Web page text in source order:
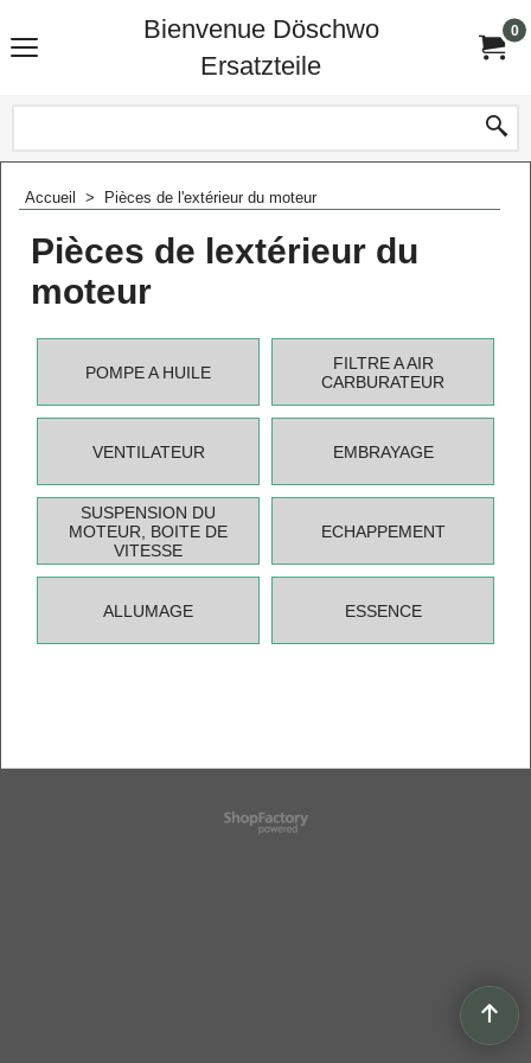
Bienvenue Döschwo
Ersatzteile
0
Accueil > Pièces de l'extérieur du moteur
Pièces de lextérieur du
moteur
POMPE A HUILE
FILTRE A AIR
CARBURATEUR
VENTILATEUR EMBRAYAGE
SUSPENSION DU
MOTEUR, BOITE DE
VITESSE
ECHAPPEMENT
ALLUMAGE ESSENCE
Boutique en ligne créés
avec le logiciel